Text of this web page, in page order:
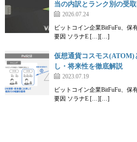
コインチェックのアカウント
登録可能
Coincheck NFTは、コインチェックのアカ
ば、誰でも簡単に登録が可能で、日本語
てNFTを取引しようと考えている方にも
当の内訳とランク別の受
2026.07.24
ビットコイン企業BitFuFu、保
要因 ソラナE […][…]
仮想通貨コスモス(ATOM)
し・将来性を徹底解説
2023.07.19
ビットコイン企業BitFuFu、保
要因 ソラナE […][…]